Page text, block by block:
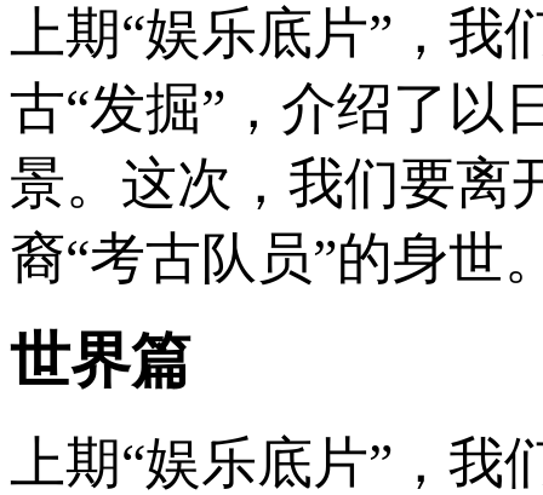
上期“娱乐底片”，
古“发掘”，介绍了以
景。这次，我们要离
裔“考古队员”的身世
世界篇
上期“娱乐底片”，